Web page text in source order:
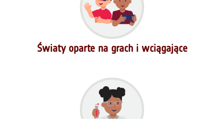
Światy oparte na grach i wciągające